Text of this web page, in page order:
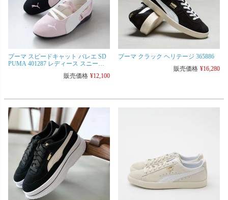
プーマ スピードキャット バレエ SD
PUMA 401287 レディース スニーカ
販売価格 ¥12,100
プーマ クラック ヘリテージ 365886
販売価格 ¥16,280